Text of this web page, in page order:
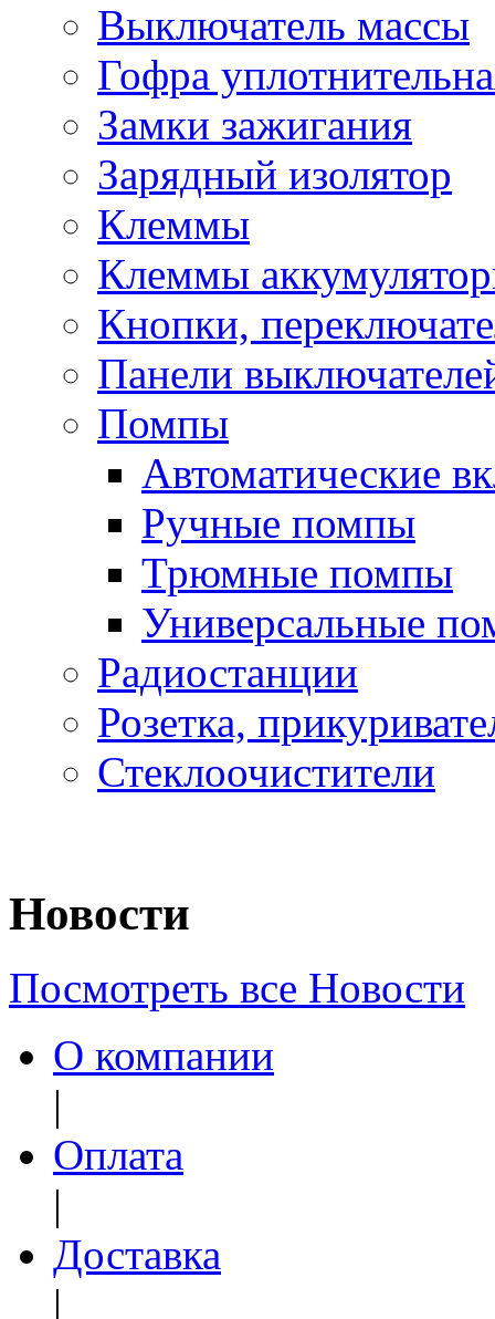
Выключатель массы
Гофра
Замки зажигания
Зарядный изолятор
Клеммы
Клеммы
Кнопки,
Панели
Помпы
Автоматические
Ручные помпы
Трюмные помпы
Универсальные
Радиостанции
Розетка,
Стеклоочистители
Новости
Посмотреть все Новости
О компании
|
Оплата
|
Доставка
|